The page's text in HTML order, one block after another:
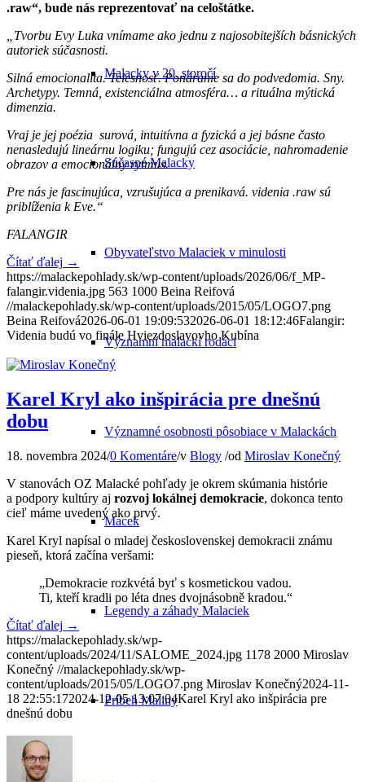
Malacky v 20. storočí
Súčasné Malacky
Obyvateľstvo Malaciek v minulosti
Významní malackí rodáci
Významné osobnosti pôsobiace v Malackách
Macek
Legendy a záhady Malaciek
Príbeh Maliny
.raw“, bude nás reprezentovať na celoštátke.
„Tvorbu Evy Luka vnímame ako jednu z najosobitejších básnických
autoriek súčasnosti.
Silná emocionalita. Telesnosť. Ponáranie sa do podvedomia. Sny.
Archetypy. Temná, existenciálna atmosféra… a rituálna mýtická
dimenzia.
Vraj je jej poézia surová, intuitívna a fyzická a jej básne často
nenasledujú lineárnu logiku; fungujú cez asociácie, nahromadenie
obrazov a emocionálny rytmus.
Pre nás je fascinujúca, vzrušujúca a prenikavá. videnia .raw sú
priblíženia k Eve.“
FALANGIR
Čítať ďalej →
https://malackepohlady.sk/wp-content/uploads/2026/06/f_MP-
falangir.videnia.jpg 563 1000 Beina Reifová
//malackepohlady.sk/wp-content/uploads/2015/05/LOGO7.png
Beina Reifová2026-06-01 19:09:532026-06-01 18:12:46Falangir:
Videnia budú vo finále Hviezdoslavovho Kubína
Karel Kryl ako inšpirácia pre dnešnú
dobu
18. novembra 2024/0 Komentáre/v Blogy /od Miroslav Konečný
V stanovách OZ Malacké pohľady je okrem skúmania histórie
a podpory kultúry aj rozvoj lokálnej demokracie, dokonca tento
cieľ máme uvedený ako prvý.
Karel Kryl napísal o mladej československej demokracii známu
pieseň, ktorá začína veršami:
„Demokracie rozkvétá byť s kosmetickou vadou.
Ti, kteří kradli po léta dnes dvojnásobně kradou.“
Čítať ďalej →
https://malackepohlady.sk/wp-
content/uploads/2024/11/SALOME_2024.jpg 1178 2000 Miroslav
Konečný //malackepohlady.sk/wp-
content/uploads/2015/05/LOGO7.png Miroslav Konečný2024-11-
18 22:55:172024-12-05 13:07:04Karel Kryl ako inšpirácia pre
dnešnú dobu